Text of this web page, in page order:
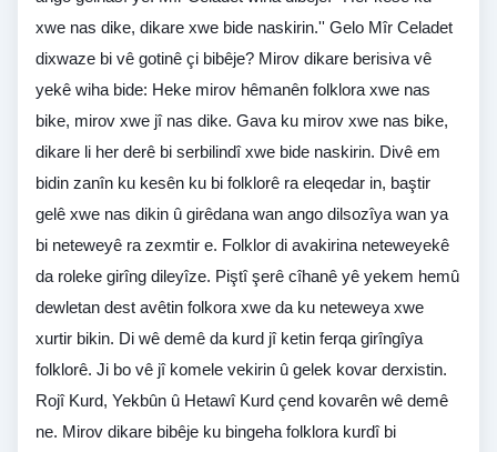
xwe nas dike, dikare xwe bide naskirin.'' Gelo Mîr Celadet
dixwaze bi vê gotinê çi bibêje? Mirov dikare berisiva vê
yekê wiha bide: Heke mirov hêmanên folklora xwe nas
bike, mirov xwe jî nas dike. Gava ku mirov xwe nas bike,
dikare li her derê bi serbilindî xwe bide naskirin. Divê em
bidin zanîn ku kesên ku bi folklorê ra eleqedar in, baştir
gelê xwe nas dikin û girêdana wan ango dilsozîya wan ya
bi neteweyê ra zexmtir e. Folklor di avakirina neteweyekê
da roleke girîng dileyîze. Piştî şerê cîhanê yê yekem hemû
dewletan dest avêtin folkora xwe da ku neteweya xwe
xurtir bikin. Di wê demê da kurd jî ketin ferqa girîngîya
folklorê. Ji bo vê jî komele vekirin û gelek kovar derxistin.
Rojî Kurd, Yekbûn û Hetawî Kurd çend kovarên wê demê
ne. Mirov dikare bibêje ku bingeha folklora kurdî bi